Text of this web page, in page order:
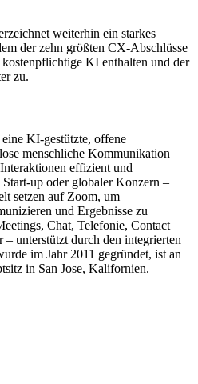
weiterhin ein starkes
der zehn größten CX-Abschlüsse
KI enthalten und der
zu.
KI-gestützte, offene
menschliche Kommunikation
effizient und
up oder globaler Konzern –
setzen auf Zoom, um
und Ergebnisse zu
Chat, Telefonie, Contact
– unterstützt durch den integrierten
im Jahr 2011 gegründet, ist an
in San Jose, Kalifornien.